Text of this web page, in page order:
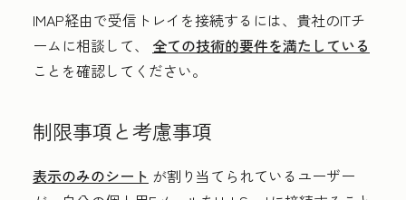
IMAP経由で受信トレイを接続するには、貴社のITチ
ームに相談して、 全ての技術的要件を満たしている
ことを確認してください。
制限事項と考慮事項
表示のみのシート が割り当てられているユーザー